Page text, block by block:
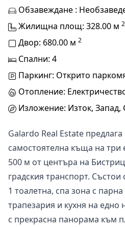
Обзавеждане :
Жилищна площ: 328.00 м 2
Двор: 680.00 м 2
Спални: 4
Паркинг: Открито
Отопление:
Изложение: Изток, Запад,
Galardo Real Estate
самостоятелна къща на
500 м от центъра на
градския транспорт.
1 тоалетна, спа зона с
трапезария и кухня на едно
с прекрасна панорама към